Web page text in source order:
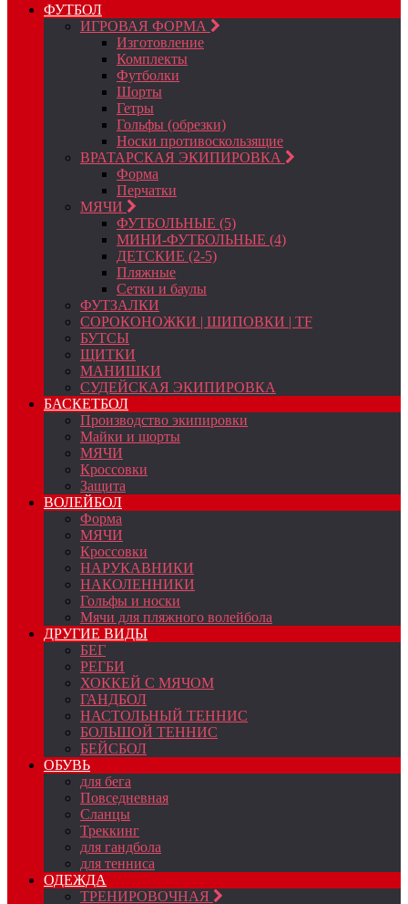
ФУТБОЛ
ИГРОВАЯ ФОРМА
Изготовление
Комплекты
Футболки
Шорты
Гетры
Гольфы (обрезки)
Носки противоскользящие
ВРАТАРСКАЯ ЭКИПИРОВКА
Форма
Перчатки
МЯЧИ
ФУТБОЛЬНЫЕ (5)
МИНИ-ФУТБОЛЬНЫЕ (4)
ДЕТСКИЕ (2-5)
Пляжные
Сетки и баулы
ФУТЗАЛКИ
СОРОКОНОЖКИ | ШИПОВКИ | TF
БУТСЫ
ЩИТКИ
МАНИШКИ
СУДЕЙСКАЯ ЭКИПИРОВКА
БАСКЕТБОЛ
Производство экипировки
Майки и шорты
МЯЧИ
Кроссовки
Защита
ВОЛЕЙБОЛ
Форма
МЯЧИ
Кроссовки
НАРУКАВНИКИ
НАКОЛЕННИКИ
Гольфы и носки
Мячи для пляжного волейбола
ДРУГИЕ ВИДЫ
БЕГ
РЕГБИ
ХОККЕЙ С МЯЧОМ
ГАНДБОЛ
НАСТОЛЬНЫЙ ТЕННИС
БОЛЬШОЙ ТЕННИС
БЕЙСБОЛ
ОБУВЬ
для бега
Повседневная
Сланцы
Треккинг
для гандбола
для тенниса
ОДЕЖДА
ТРЕНИРОВОЧНАЯ